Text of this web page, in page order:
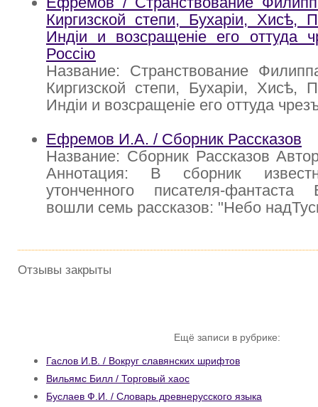
Киргизской степи, Бухарiи, Хисѣ,
Индiи и возсращенiе его оттуда
Россiю
Название: Странствование
Киргизской степи, Бухарiи, Хисѣ,
Индiи и возсращенiе его оттуда
Ефремов И.А. / Сборник Рассказов
Название: Сборник Рассказов
Аннотация: В сборник
утонченного писателя-
вошли семь рассказов: "Небо
Отзывы закрыты
Ещё записи в рубрике:
Гаслов И.В. / Вокруг славянских шрифтов
Вильямс Билл / Торговый хаос
Буслаев Ф.И. / Словарь древнерусского языка